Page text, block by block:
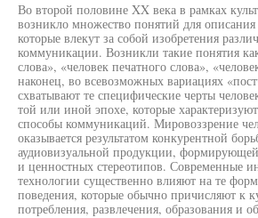
Во второй половине XX века в рамках
возникло множество понятий для
которые влекут за собой изобретения
коммуникации. Возникли такие понятия
слова», «человек печатного слова»,
наконец, во всевозможных вариациях
схватывают те специфические черты
той или иной эпохе, которые
способы коммуникаций. Мировоззрение
оказывается результатом конкурентной
аудиовизуальной продукции,
и ценностных стереотипов. Современные
технологии существенно влияют на те
поведения, которые обычно причисляют к
потребления, развлечения, образования и